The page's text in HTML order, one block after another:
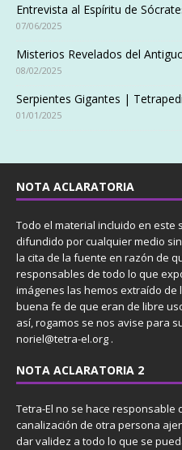
Entrevista al Espíritu de
07/06/2025
Misterios Revelados del
08/02/2025
Serpientes Gigantes |
01/01/2025
NOTA ACLARATORIA
Todo el material incluido en
difundido por cualquier medio
la cita de la fuente en razón de
responsables de todo lo que
imágenes las hemos extraído de
buena fe de que eran de libre
así, rogamos se nos avise para
noriel@tetra-el.org .
NOTA ACLARATORIA 2
Tetra-El no se hace
canalización de otra persona
dar validez a todo lo que se